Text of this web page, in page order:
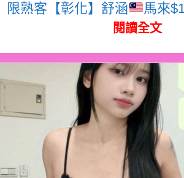
限熟客【彰化】舒涵 馬來
閱讀全文